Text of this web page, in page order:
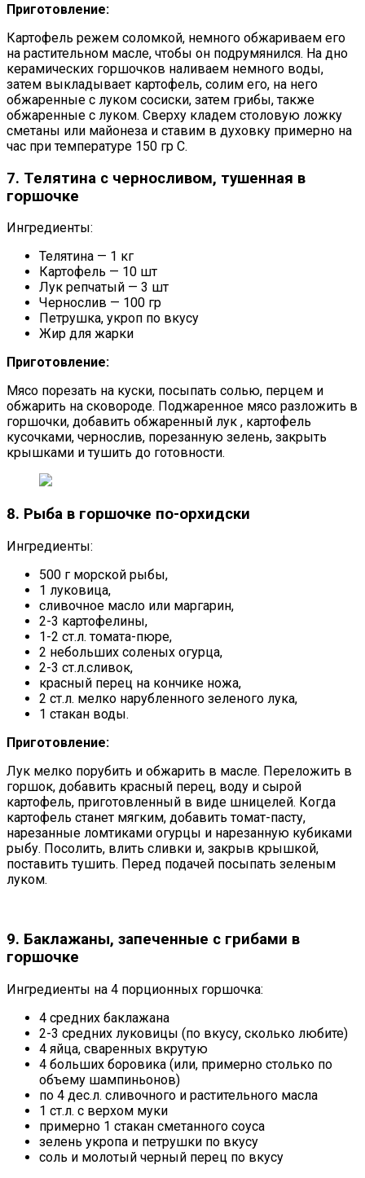
Приготовление:
Картофель режем соломкой, немного обжариваем его
на растительном масле, чтобы он подрумянился. На дно
керамических горшочков наливаем немного воды,
затем выкладывает картофель, солим его, на него
обжаренные с луком сосиски, затем грибы, также
обжаренные с луком. Сверху кладем столовую ложку
сметаны или майонеза и ставим в духовку примерно на
час при температуре 150 гр C.
7. Телятина с черносливом, тушенная в
горшочке
Ингредиенты:
Телятина — 1 кг
Картофель — 10 шт
Лук репчатый — 3 шт
Чернослив — 100 гр
Петрушка, укроп по вкусу
Жир для жарки
Приготовление:
Мясо порезать на куски, посыпать солью, перцем и
обжарить на сковороде. Поджаренное мясо разложить в
горшочки, добавить обжаренный лук , картофель
кусочками, чернослив, порезанную зелень, закрыть
крышками и тушить до готовности.
8. Рыба в горшочке по-орхидски
Ингредиенты:
500 г морской рыбы,
1 луковица,
сливочное масло или маргарин,
2-3 картофелины,
1-2 ст.л. томата-пюре,
2 небольших соленых огурца,
2-3 ст.л.сливок,
красный перец на кончике ножа,
2 ст.л. мелко нарубленного зеленого лука,
1 стакан воды.
Приготовление:
Лук мелко порубить и обжарить в масле. Переложить в
горшок, добавить красный перец, воду и сырой
картофель, приготовленный в виде шницелей. Когда
картофель станет мягким, добавить томат-пасту,
нарезанные ломтиками огурцы и нарезанную кубиками
рыбу. Посолить, влить сливки и, закрыв крышкой,
поставить тушить. Перед подачей посыпать зеленым
луком.
9. Баклажаны, запеченные с грибами в
горшочке
Ингредиенты на 4 порционных горшочка:
4 средних баклажана
2-3 средних луковицы (по вкусу, сколько любите)
4 яйца, сваренных вкрутую
4 больших боровика (или, примерно столько по
объему шампиньонов)
по 4 дес.л. сливочного и растительного масла
1 ст.л. с верхом муки
примерно 1 стакан сметанного соуса
зелень укропа и петрушки по вкусу
соль и молотый черный перец по вкусу